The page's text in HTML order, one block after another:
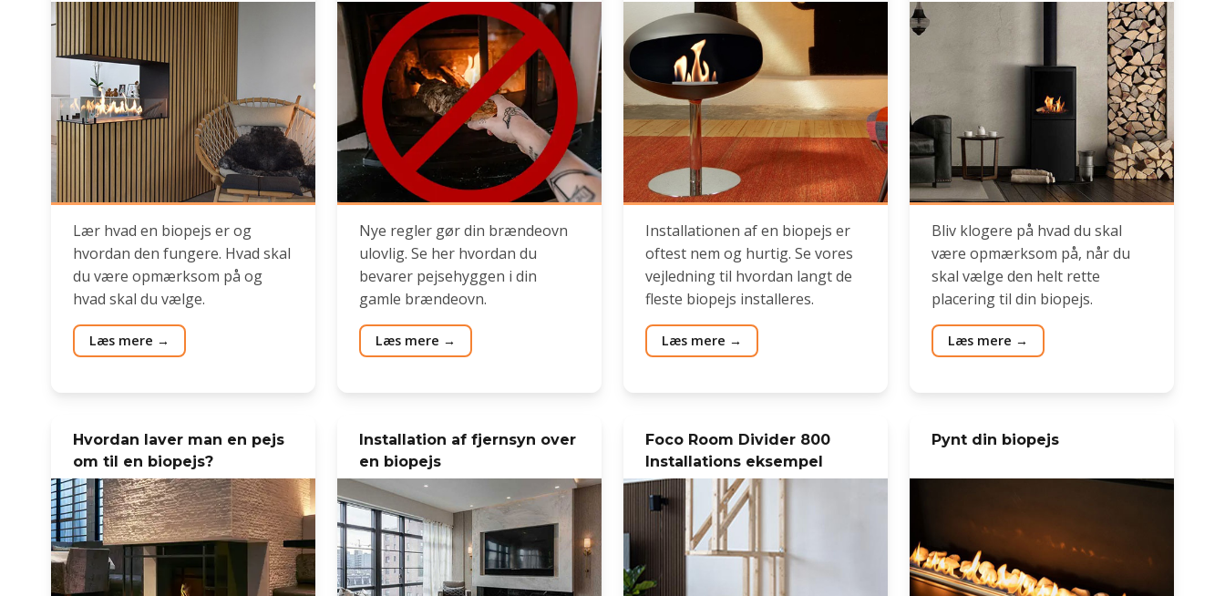
Lær hvad en biopejs er og
hvordan den fungere. Hvad skal
du være opmærksom på og
hvad skal du vælge.
Læs mere
Nye regler gør din brændeovn
ulovlig. Se her hvordan du
bevarer pejsehyggen i din
gamle brændeovn.
Læs mere
Installationen af en biopejs er
oftest nem og hurtig. Se vores
vejledning til hvordan langt de
fleste biopejs installeres.
Læs mere
Bliv klogere på hvad du skal
være opmærksom på, når du
skal vælge den helt rette
placering til din biopejs.
Læs mere
Hvordan laver man en pejs
om til en biopejs?
Installation af fjernsyn over
en biopejs
Foco Room Divider 800
Installations eksempel
Pynt din biopejs